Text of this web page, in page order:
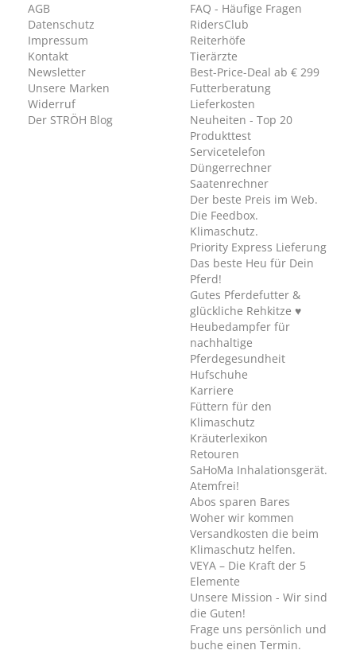
AGB
Datenschutz
Impressum
Kontakt
Newsletter
Unsere Marken
Widerruf
Der STRÖH Blog
FAQ - Häufige Fragen
RidersClub
Reiterhöfe
Tierärzte
Best-Price-Deal ab € 299
Futterberatung
Lieferkosten
Neuheiten - Top 20
Produkttest
Servicetelefon
Düngerrechner
Saatenrechner
Der beste Preis im Web.
Die Feedbox.
Klimaschutz.
Priority Express Lieferung
Das beste Heu für Dein
Pferd!
Gutes Pferdefutter &
glückliche Rehkitze ♥
Heubedampfer für
nachhaltige
Pferdegesundheit
Hufschuhe
Karriere
Füttern für den
Klimaschutz
Kräuterlexikon
Retouren
SaHoMa Inhalationsgerät.
Atemfrei!
Abos sparen Bares
Woher wir kommen
Versandkosten die beim
Klimaschutz helfen.
VEYA – Die Kraft der 5
Elemente
Unsere Mission - Wir sind
die Guten!
Frage uns persönlich und
buche einen Termin.